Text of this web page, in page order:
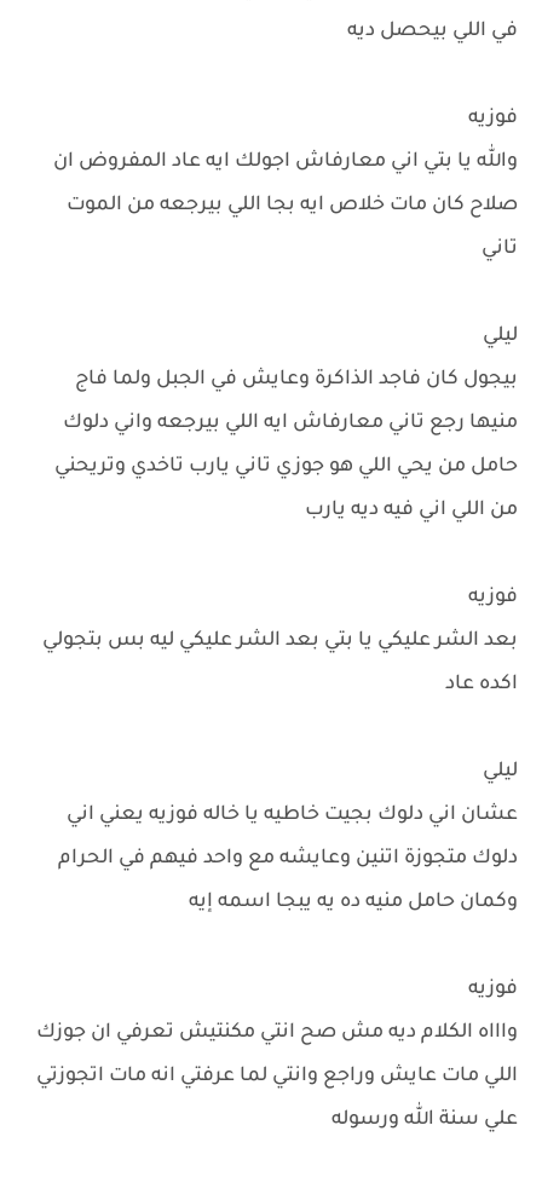
في اللي بيحصل ديه
فوزيه
والله يا بتي اني معارفاش اجولك ايه عاد المفروض ان
صلاح كان مات خلاص ايه بجا اللي بيرجعه من الموت
تاني
ليلي
بيجول كان فاجد الذاكرة وعايش في الجبل ولما فاج
منيها رجع تاني معارفاش ايه اللي بيرجعه واني دلوك
حامل من يحي اللي هو جوزي تاني يارب تاخدي وتريحني
من اللي اني فيه ديه يارب
فوزيه
بعد الشر عليكي يا بتي بعد الشر عليكي ليه بس بتجولي
اكده عاد
ليلي
عشان اني دلوك بجيت خاطيه يا خاله فوزيه يعني اني
دلوك متجوزة اتنين وعايشه مع واحد فيهم في الحرام
وكمان حامل منيه ده يه يبجا اسمه إيه
فوزيه
واااه الكلام ديه مش صح انتي مكنتيش تعرفي ان جوزك
اللي مات عايش وراجع وانتي لما عرفتي انه مات اتجوزتي
علي سنة الله ورسوله